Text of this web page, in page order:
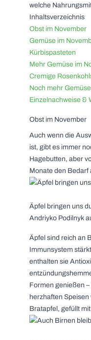
welche
Inhaltsverzeichnis
Obst im November
Gemüse im
Kürbispasteten
Mehr Gemüse im
Cremige
Noch mehr Gemüse
Einzelnachweise &
Obst im November
Auch wenn die
ist, gibt es immer
Hagebutten, aber
Monate den Bedarf
Äpfel bringen uns
Andriyko Podilnyk
Äpfel sind reich an
Immunsystem
enthalten sie
Formen genießen
herzhaften
Bratapfel, gefüllt